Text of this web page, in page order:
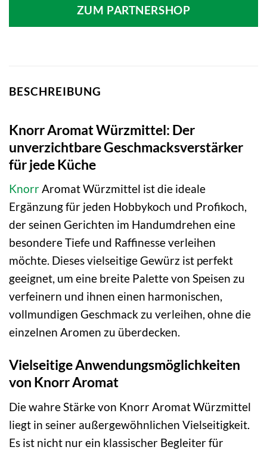
ZUM PARTNERSHOP
BESCHREIBUNG
Knorr Aromat Würzmittel: Der
unverzichtbare Geschmacksverstärker
für jede Küche
KnorrAromat Würzmittel ist die ideale
Ergänzung für jeden Hobbykoch und Profikoch,
der seinen Gerichten im Handumdrehen eine
besondere Tiefe und Raffinesse verleihen
möchte. Dieses vielseitige Gewürz ist perfekt
geeignet, um eine breite Palette von Speisen zu
verfeinern und ihnen einen harmonischen,
vollmundigen Geschmack zu verleihen, ohne die
einzelnen Aromen zu überdecken.
Vielseitige Anwendungsmöglichkeiten
von Knorr Aromat
Die wahre Stärke von Knorr Aromat Würzmittel
liegt in seiner außergewöhnlichen Vielseitigkeit.
Es ist nicht nur ein klassischer Begleiter für